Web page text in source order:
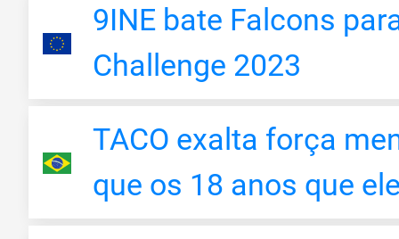
9INE bate Falcons
Challenge 2023
TACO exalta força
que os 18 anos que